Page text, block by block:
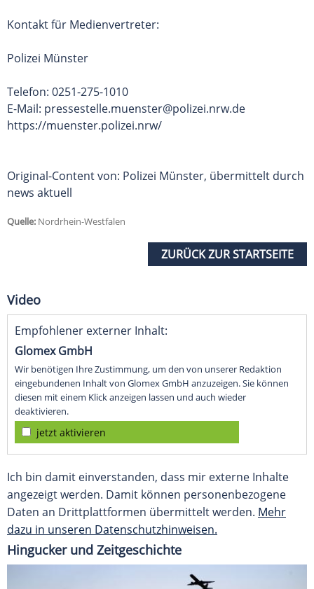
Kontakt für Medienvertreter:
Polizei Münster
Telefon: 0251-275-1010
E-Mail: pressestelle.muenster@polizei.nrw.de
https://muenster.polizei.nrw/
Original-Content von: Polizei Münster, übermittelt durch
news aktuell
Quelle: Nordrhein-Westfalen
ZURÜCK ZUR STARTSEITE
Video
Empfohlener externer Inhalt:
Glomex GmbH
Wir benötigen Ihre Zustimmung, um den von unserer Redaktion
eingebundenen Inhalt von Glomex GmbH anzuzeigen. Sie können
diesen mit einem Klick anzeigen lassen und auch wieder
deaktivieren.
jetzt aktivieren
Ich bin damit einverstanden, dass mir externe Inhalte
angezeigt werden. Damit können personenbezogene
Daten an Drittplattformen übermittelt werden. Mehr
dazu in unseren Datenschutzhinweisen.
Hingucker und Zeitgeschichte